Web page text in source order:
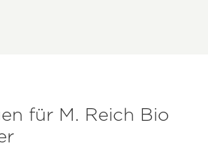
für M. Reich Bio